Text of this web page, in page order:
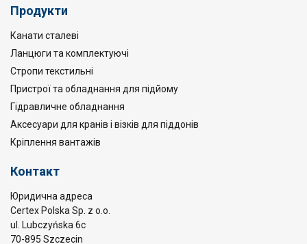
Продукти
Канати сталеві
Ланцюги та комплектуючі
Стропи текстильні
Пристрої та обладнання для підйому
Гідравличне обладнання
Аксесуари для кранів і візків для піддонів
Кріплення вантажів
Контакт
Юридична адреса
Certex Polska Sp. z o.o.
ul. Lubczyńska 6c
70-895 Szczecin